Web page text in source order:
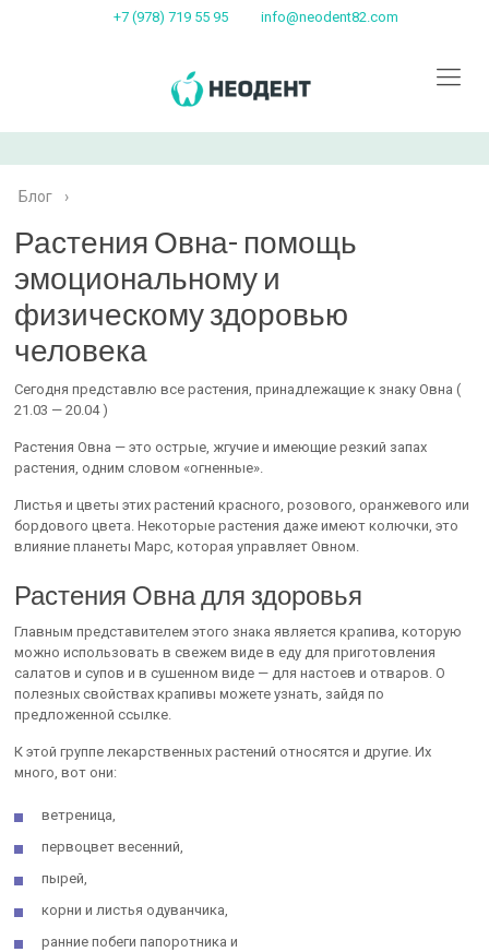
+7 (978) 719 55 95 info@neodent82.com
Блог ›
Растения Овна- помощь
эмоциональному и
физическому здоровью
человека
Сегодня представлю все растения, принадлежащие к знаку Овна (
21.03 — 20.04 )
Растения Овна — это острые, жгучие и имеющие резкий запах
растения, одним словом «огненные».
Листья и цветы этих растений красного, розового, оранжевого или
бордового цвета. Некоторые растения даже имеют колючки, это
влияние планеты Марс, которая управляет Овном.
Растения Овна для здоровья
Главным представителем этого знака является крапива, которую
можно использовать в свежем виде в еду для приготовления
салатов и супов и в сушенном виде — для настоев и отваров. О
полезных свойствах крапивы можете узнать, зайдя по
предложенной ссылке.
К этой группе лекарственных растений относятся и другие. Их
много, вот они:
ветреница,
первоцвет весенний,
пырей,
корни и листья одуванчика,
ранние побеги папоротника и